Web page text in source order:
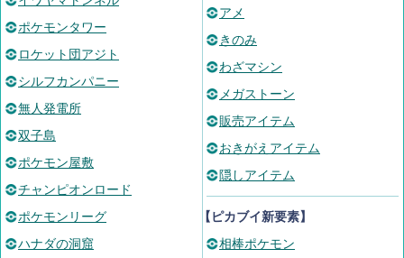
ポケモンタワー
ロケット団アジト
シルフカンパニー
無人発電所
双子島
ポケモン屋敷
チャンピオンロード
ポケモンリーグ
ハナダの洞窟
アメ
きのみ
わざマシン
メガストーン
販売アイテム
おきがえアイテム
隠しアイテム
【ピカブイ新要素】
相棒ポケモン